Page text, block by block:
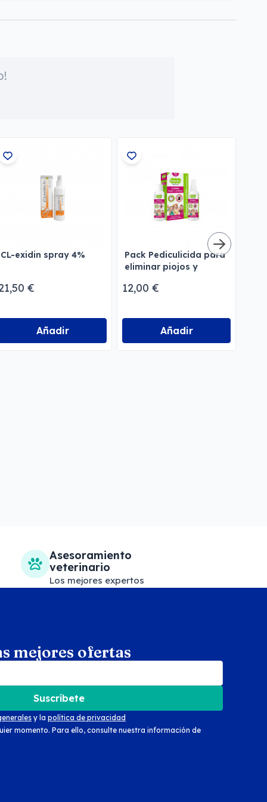
CL-exidin spray 4%
€
Añadir
Pack Pediculicida para
eliminar piojos y
12,00 €
Añadir
Asesoramiento
veterinario
Los mejores expertos
mejores ofertas
Suscríbete
y la política de privacidad
momento. Para ello, consulte nuestra información de